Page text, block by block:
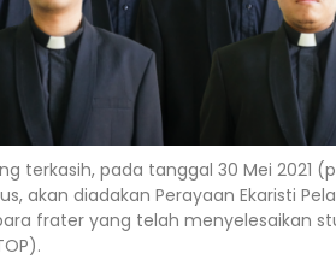
terkasih, pada tanggal 30 Mei 2021
akan diadakan Perayaan Ekaristi
frater yang telah menyelesaikan